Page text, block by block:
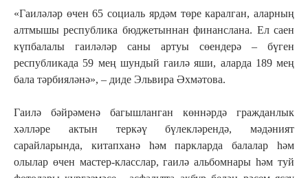
«Гаиләләр өчен 65 социаль ярдәм төре каралган, аларның
алтмышы республика бюджетыннан финанслана. Ел саен
күпбалалы гаиләләр саны артуы сөендерә – бүген
республикада 59 мең шундый гаилә яши, аларда 189 мең
бала тәрбияләнә», ‒ диде Эльвира Әхмәтова.
Гаилә бәйрәменә багышланган көннәрдә гражданлык
хәлләре актын теркәү бүлекләрендә, мәдәният
сарайларында, китапханә һәм паркларда балалар һәм
олылар өчен мастер-класслар, гаилә альбомнары һәм туй